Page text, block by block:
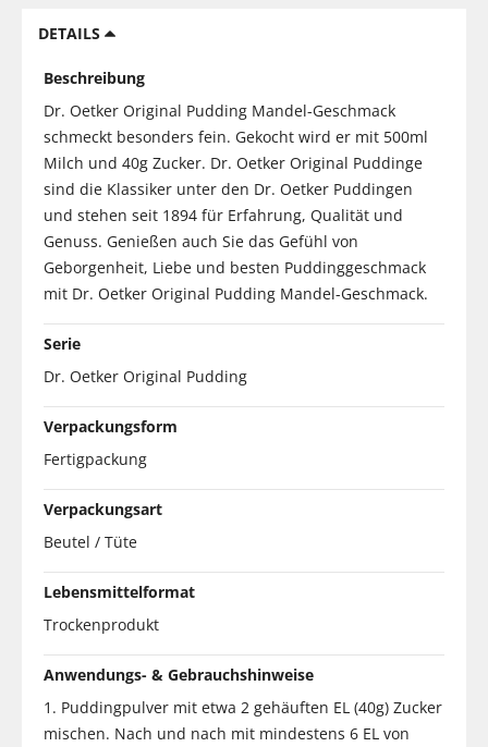
DETAILS
Beschreibung
Dr. Oetker Original Pudding Mandel-Geschmack
schmeckt besonders fein. Gekocht wird er mit 500ml
Milch und 40g Zucker. Dr. Oetker Original Puddinge
sind die Klassiker unter den Dr. Oetker Puddingen
und stehen seit 1894 für Erfahrung, Qualität und
Genuss. Genießen auch Sie das Gefühl von
Geborgenheit, Liebe und besten Puddinggeschmack
mit Dr. Oetker Original Pudding Mandel-Geschmack.
Serie
Dr. Oetker Original Pudding
Verpackungsform
Fertigpackung
Verpackungsart
Beutel / Tüte
Lebensmittelformat
Trockenprodukt
Anwendungs- & Gebrauchshinweise
1. Puddingpulver mit etwa 2 gehäuften EL (40g) Zucker
mischen. Nach und nach mit mindestens 6 EL von